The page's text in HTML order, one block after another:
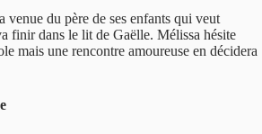
venue du père de ses enfants qui veut
finir dans le lit de Gaëlle. Mélissa hésite
mais une rencontre amoureuse en décidera